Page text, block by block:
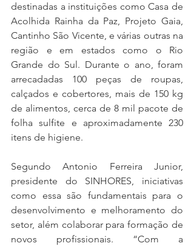
destinadas a instituições como Casa de
Acolhida Rainha da Paz, Projeto Gaia,
Cantinho São Vicente, e várias outras na
região e em estados como o Rio
Grande do Sul. Durante o ano, foram
arrecadadas 100 peças de roupas,
calçados e cobertores, mais de 150 kg
de alimentos, cerca de 8 mil pacote de
folha sulfite e aproximadamente 230
itens de higiene.
Segundo Antonio Ferreira Junior,
presidente do SINHORES, iniciativas
como essa são fundamentais para o
desenvolvimento e melhoramento do
setor, além colaborar para formação de
novos profissionais. “Com a